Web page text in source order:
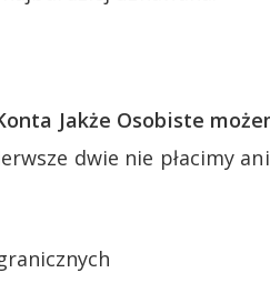
Jakże Osobiste
dwie nie płacimy